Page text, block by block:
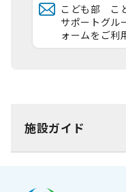
こども部 こ
サポートグル
ォームをご利
施設ガイド